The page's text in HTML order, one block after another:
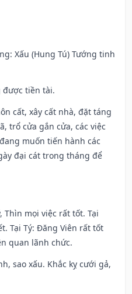
Xấu (Hung Tú) Tướng tinh
được tiền tài.
cất, xây cất nhà, đặt táng
trổ cửa gắn cửa, các việc
muốn tiến hành các
đại cát trong tháng để
Thìn mọi việc rất tốt. Tại
Tại Tý: Đăng Viên rất tốt
quan lãnh chức.
sao xấu. Khắc kỵ cưới gả,